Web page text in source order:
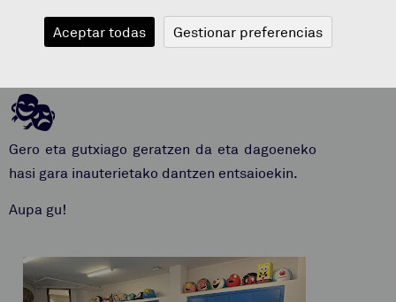
BADATOZ
INAUTERIAK!
🎭
Gero eta gutxiago geratzen da eta dagoeneko
hasi gara inauterietako dantzen entsaioekin.
Aupa gu!
Aceptar todas Gestionar preferencias